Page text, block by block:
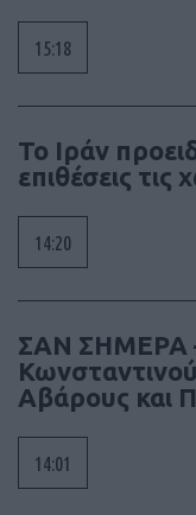
15:18
Το Ιράν
επιθέσεις τις
14:20
ΣΑΝ ΣΗΜΕΡΑ
Αβάρους και
14:01